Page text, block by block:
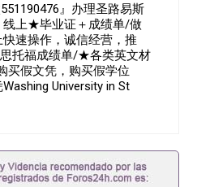
推荐/O
』办理圣路易斯
线上★毕业证＋成绩单/做
速操作，诚信经营，推
托福成绩单/★各类英文材
买假文凭，购买假学位
University in St
大使馆认证办理留学归国
学位证书办理美国文凭办
办理加拿大文凭办理德国文
、毕业证+成绩单+留学回国